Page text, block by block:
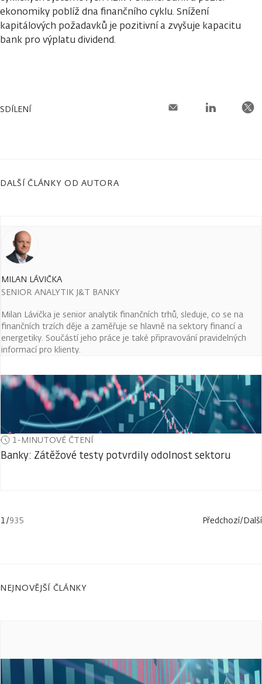
ekonomiky poblíž dna finančního cyklu. Snížení
kapitálových požadavků je pozitivní a zvyšuje kapacitu
bank pro výplatu dividend.
SDÍLENÍ
DALŠÍ ČLÁNKY OD AUTORA
MILAN LÁVIČKA
SENIOR ANALYTIK J&T BANKY
Milan Lávička je senior analytik finančních trhů, sleduje, co se na
finančních trzích děje a zaměřuje se hlavně na sektory financí a
energetiky. Součástí jeho práce je také připravování pravidelných
informací pro klienty.
1-MINUTOVÉ ČTENÍ
Banky: Zátěžové testy potvrdily odolnost sektoru
1/935 Předchozí/Další
NEJNOVĚJŠÍ ČLÁNKY